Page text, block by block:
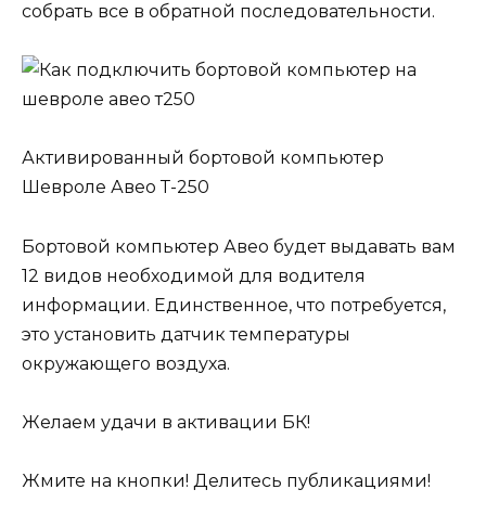
собрать все в обратной последовательности.
Активированный бортовой компьютер
Шевроле Авео Т-250
Бортовой компьютер Авео будет выдавать вам
12 видов необходимой для водителя
информации. Единственное, что потребуется,
это установить датчик температуры
окружающего воздуха.
Желаем удачи в активации БК!
Жмите на кнопки! Делитесь публикациями!